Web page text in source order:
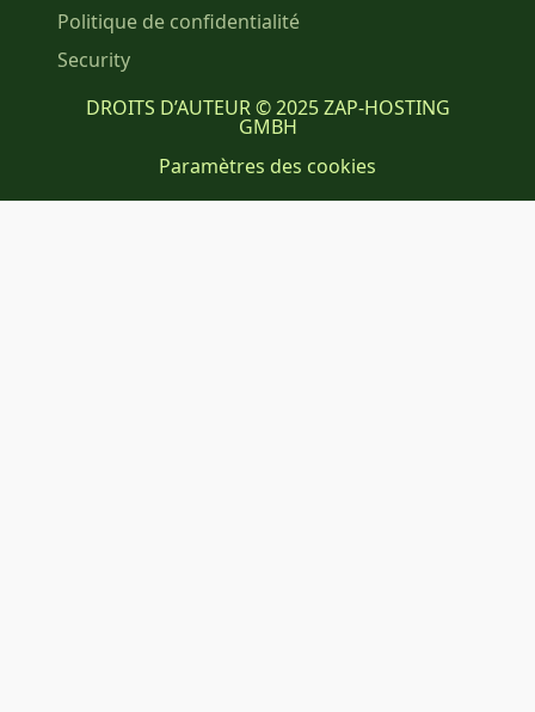
Politique de confidentialité
Security
DROITS D’AUTEUR © 2025 ZAP-HOSTING
GMBH
Paramètres des cookies